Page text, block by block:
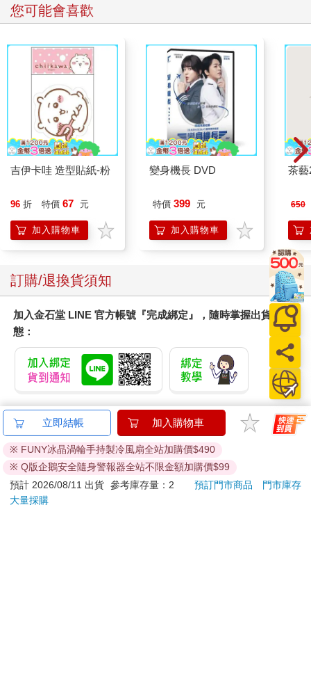
您可能會喜歡
吉伊卡哇 造型貼紙-粉
96 折 特價 67 元
加入購物車
變身機長 DVD
特價 399 元
加入購物車
茶藝
650
訂購/退換貨須知
加入金石堂 LINE 官方帳號『完成綁定』，隨時掌握出貨動
態：
提醒您！！
金石堂及銀行均不會請您操作ATM! 如接獲電話要求您前往
ATM提款機，請不要聽從指示，以免受騙上當！
退換貨須知：
**提醒您，鑑賞期不等於試用期，退回商品須為全新狀態**
立即結帳 加入購物車
※ FUNY冰晶渦輪手持製冷風扇全站加購價$490
※ Q版企鵝安全隨身警報器全站不限金額加購價$99
預計 2026/08/11 出貨 參考庫存量：2 預訂門市商品
門市庫存
大量採購